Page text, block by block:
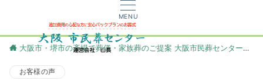
MENU
大阪市・堺市の斎場で葬儀・家族葬のご提案 大阪市民葬センター
お客様の声